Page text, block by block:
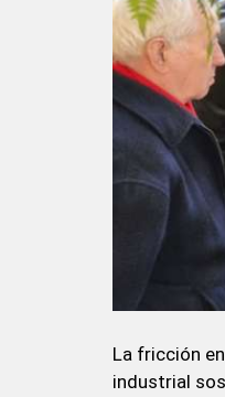
La fricción
industrial